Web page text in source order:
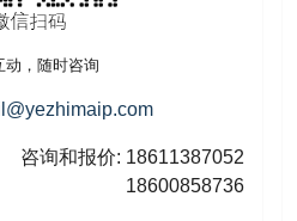
动，随时咨询
咨询和报价: 18611387052
18600858736